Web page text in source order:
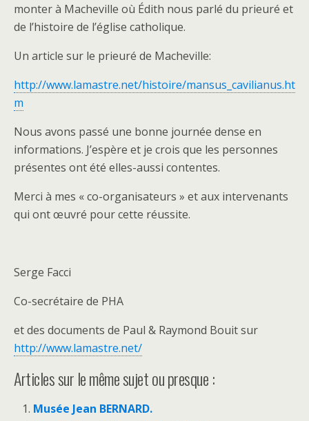
monter à Macheville où Édith nous parlé du prieuré et
de l’histoire de l’église catholique.
Un article sur le prieuré de Macheville:
http://www.lamastre.net/histoire/mansus_cavilianus.ht
m
Nous avons passé une bonne journée dense en
informations. J’espère et je crois que les personnes
présentes ont été elles-aussi contentes.
Merci à mes « co-organisateurs » et aux intervenants
qui ont œuvré pour cette réussite.
Serge Facci
Co-secrétaire de PHA
et des documents de Paul & Raymond Bouit sur
http://www.lamastre.net/
Articles sur le même sujet ou presque :
Musée Jean BERNARD.